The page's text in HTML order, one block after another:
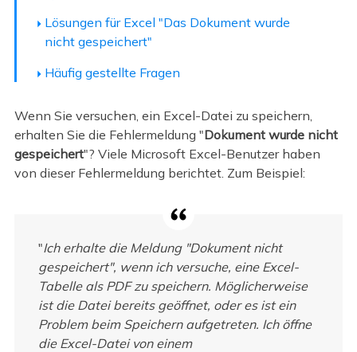
Lösungen für Excel "Das Dokument wurde
nicht gespeichert"
Häufig gestellte Fragen
Wenn Sie versuchen, ein Excel-Datei zu speichern,
erhalten Sie die Fehlermeldung "Dokument wurde nicht
gespeichert"? Viele Microsoft Excel-Benutzer haben
von dieser Fehlermeldung berichtet. Zum Beispiel:
"Ich erhalte die Meldung "Dokument nicht
gespeichert", wenn ich versuche, eine Excel-
Tabelle als PDF zu speichern. Möglicherweise
ist die Datei bereits geöffnet, oder es ist ein
Problem beim Speichern aufgetreten. Ich öffne
die Excel-Datei von einem